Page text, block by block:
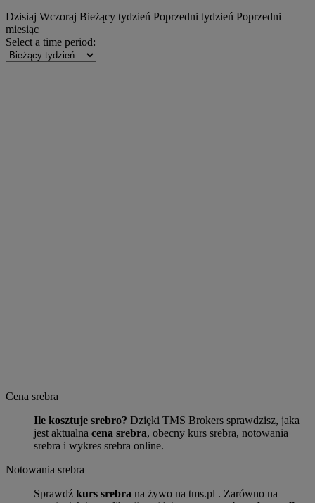
Dzisiaj Wczoraj Bieżący tydzień Poprzedni tydzień Poprzedni
miesiąc
Select a time period:
Cena srebra
Ile kosztuje srebro? Dzięki TMS Brokers sprawdzisz, jaka
jest aktualna cena srebra, obecny kurs srebra, notowania
srebra i wykres srebra online.
Notowania srebra
Sprawdź kurs srebra na żywo na tms.pl . Zarówno na